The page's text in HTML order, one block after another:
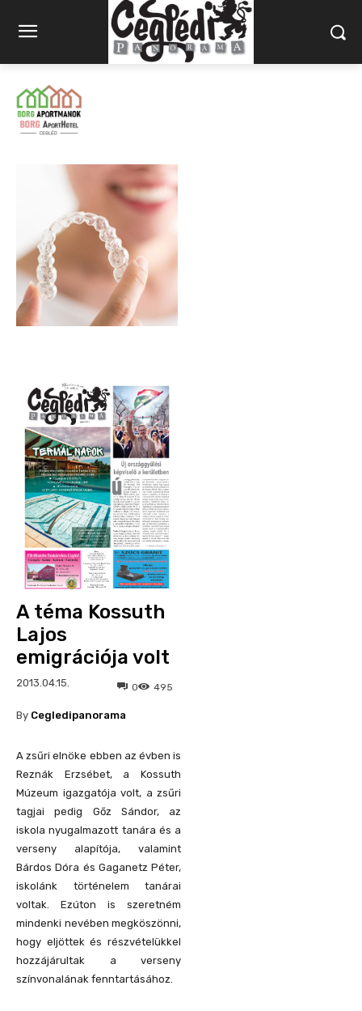
A téma Kossuth
Lajos
emigrációja volt
2013.04.15. 495
0
By Cegledipanorama
A zsűri elnöke ebben az évben is
Reznák Erzsébet, a Kossuth
Múzeum igazgatója volt, a zsűri
tagjai pedig Gőz Sándor, az
iskola nyugalmazott tanára és a
verseny alapítója, valamint
Bárdos Dóra és Gaganetz Péter,
iskolánk történelem tanárai
voltak. Ezúton is szeretném
mindenki nevében megköszönni,
hogy eljöttek és részvételükkel
hozzájárultak a verseny
színvonalának fenntartásához.